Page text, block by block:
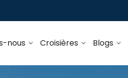
nous Croisières Blogs